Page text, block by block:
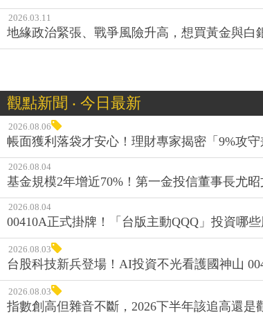
2026.03.11
地緣政治緊張、戰爭風險升高，想買黃金與白
觀點新聞 ‧ 今日最新
2026.08.06
帳面獲利落袋才安心！理財專家揭密「9%攻
2026.08.04
基金規模2年增近70%！第一金投信董事長尤
2026.08.04
00410A正式掛牌！「台版主動QQQ」投資哪
2026.08.03
台股科技新兵登場！AI投資不光看護國神山
2026.08.03
指數創高但雜音不斷，2026下半年該追高還